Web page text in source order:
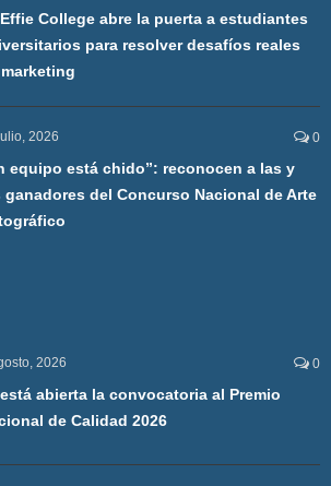
Effie College abre la puerta a estudiantes
para resolver desafíos reales
2026 0
equipo está chido”: reconocen a las y
ganadores del Concurso Nacional de Arte
2026 0
abierta la convocatoria al Premio
de Calidad 2026